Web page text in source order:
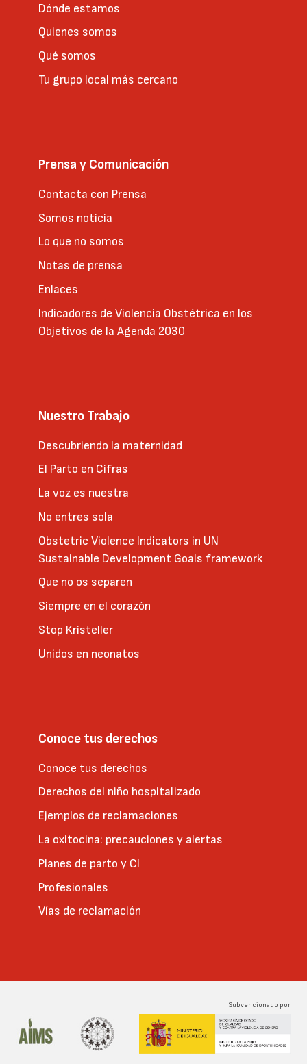
Dónde estamos
Quienes somos
Qué somos
Tu grupo local más cercano
Prensa y Comunicación
Contacta con Prensa
Somos noticia
Lo que no somos
Notas de prensa
Enlaces
Indicadores de Violencia Obstétrica en los
Objetivos de la Agenda 2030
Nuestro Trabajo
Descubriendo la maternidad
El Parto en Cifras
La voz es nuestra
No entres sola
Obstetric Violence Indicators in UN
Sustainable Development Goals framework
Que no os separen
Siempre en el corazón
Stop Kristeller
Unidos en neonatos
Conoce tus derechos
Conoce tus derechos
Derechos del niño hospitalizado
Ejemplos de reclamaciones
La oxitocina: precauciones y alertas
Planes de parto y CI
Profesionales
Vías de reclamación
Subvencionado por